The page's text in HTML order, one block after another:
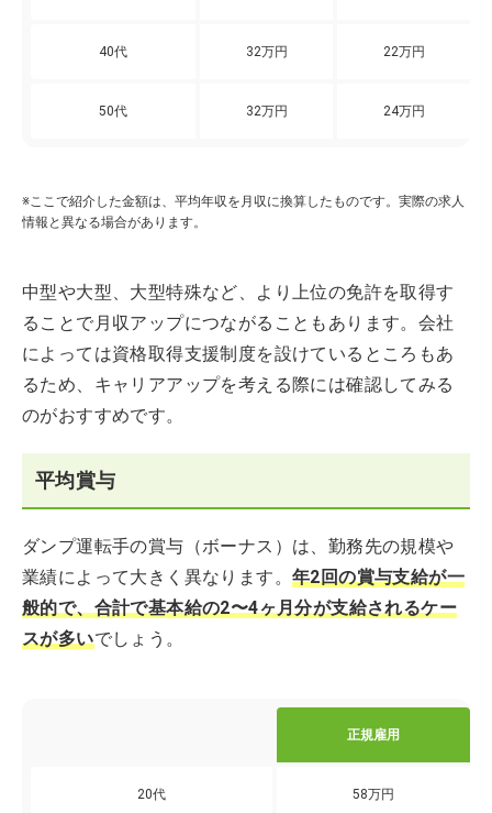
40代 32万円 22万円
50代 32万円 24万円
※ここで紹介した金額は、平均年収を月収に換算したものです。実際の求人
情報と異なる場合があります。
中型や大型、大型特殊など、より上位の免許を取得す
ることで月収アップにつながることもあります。会社
によっては資格取得支援制度を設けているところもあ
るため、キャリアアップを考える際には確認してみる
のがおすすめです。
平均賞与
ダンプ運転手の賞与（ボーナス）は、勤務先の規模や
業績によって大きく異なります。 年2回の賞与支給が一
般的で、合計で基本給の2〜4ヶ月分が支給されるケー
スが多いでしょう。
正規雇用
20代 58万円